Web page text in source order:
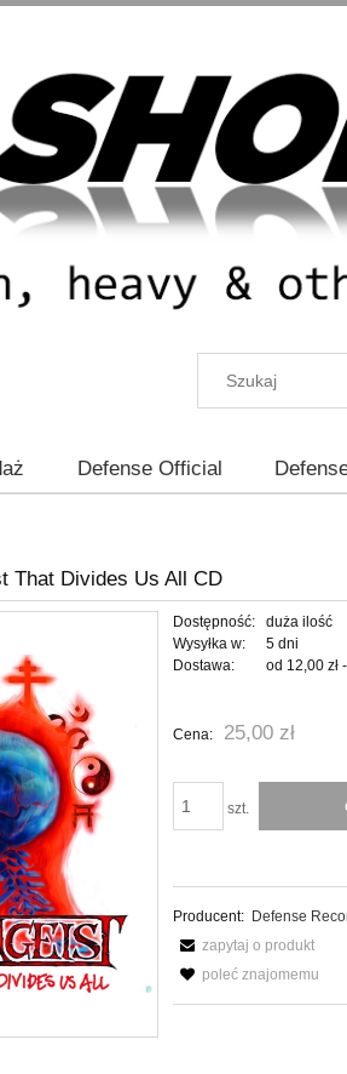
Defense Official
That Divides Us All CD
Dostępność:
duża ilość
Wysyłka w:
5 dni
Dostawa:
od 12,00 zł
płatności
Cena: 25,00 zł
szt.
Producent: Defense
zapytaj o produkt
poleć znajomemu